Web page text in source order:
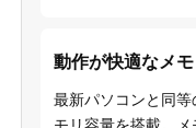
動作が快適なメ
最新パソコンと同等